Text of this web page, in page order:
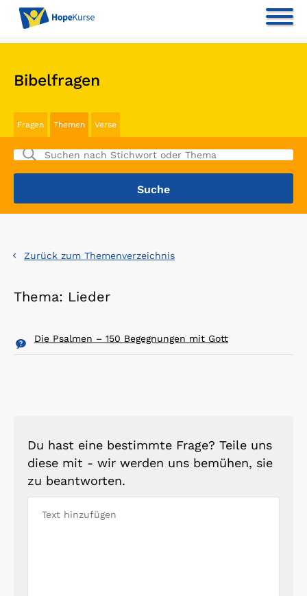
Bibelfragen
Fragen Themen Verse
Zurück zum Themenverzeichnis
Thema: Lieder
Die Psalmen – 150 Begegnungen mit Gott
Du hast eine bestimmte Frage? Teile uns
diese mit - wir werden uns bemühen, sie
zu beantworten.